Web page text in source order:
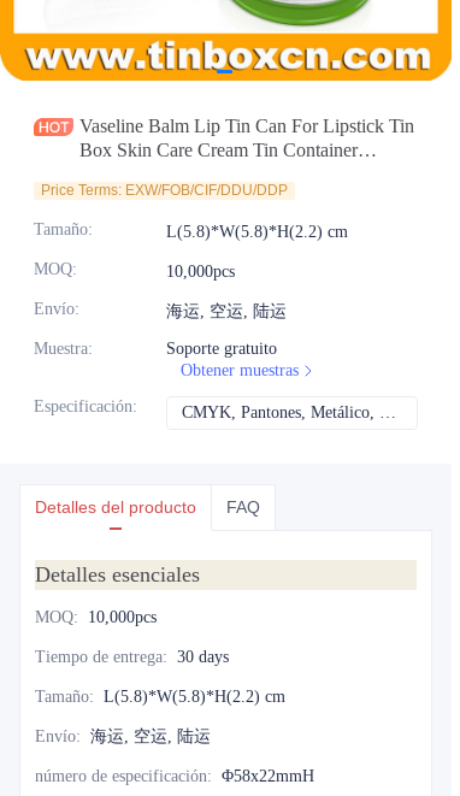
Vaseline Balm Lip Tin Can For Lipstick Tin
Box Skin Care Cream Tin Container
Price Terms: EXW/FOB/CIF/DDU/DDP
Tamaño: L(5.8)*W(5.8)*H(2.2) cm
MOQ: 10,000pcs
Envío: 海运, 空运, 陆运
Muestra:
Soporte gratuito
Obtener muestras
Especificación: CMYK, Pantones, Metálico, Color directo, etc.
Detalles del producto FAQ
Detalles esenciales
MOQ: 10,000pcs
Tiempo de entrega: 30 days
Tamaño: L(5.8)*W(5.8)*H(2.2) cm
Envío: 海运, 空运, 陆运
número de especificación: Φ58x22mmH
Noticias